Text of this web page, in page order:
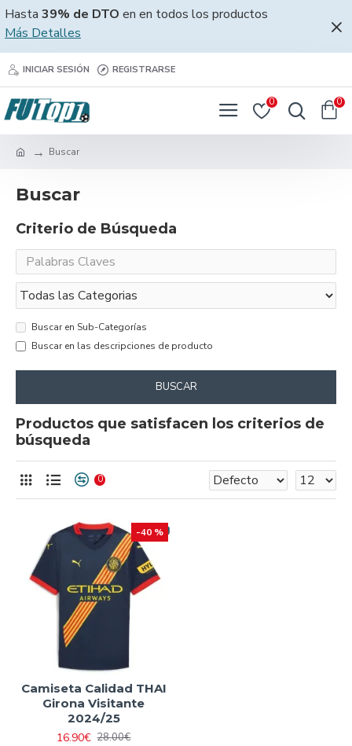
Hasta 39% de DTO en en todos los productos
Más Detalles
INICIAR SESIÓN REGISTRARSE
0 0
Buscar
Buscar
Criterio de Búsqueda
Buscar en Sub-Categorías
Buscar en las descripciones de producto
BUSCAR
Productos que satisfacen los criterios de
búsqueda
0
-40 %
Camiseta Calidad THAI
Girona Visitante
2024/25
16.90€ 28.00€